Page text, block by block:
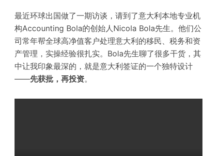
最近环球出国做了一期访谈，请到了意大利本地专业机
构Accounting Bola的创始人Nicola Bola先生。他们公
司常年帮全球高净值客户处理意大利的移民、税务和资
产管理，实操经验很扎实。Bola先生聊了很多干货，其
中让我印象最深的，就是意大利签证的一个独特设计
——先获批，再投资。